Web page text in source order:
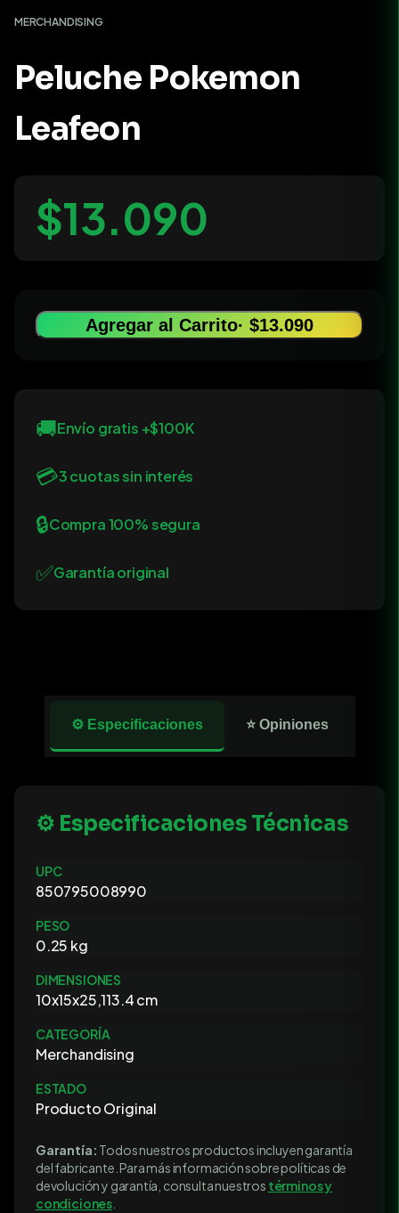
MERCHANDISING
Peluche Pokemon
Leafeon
$13.090
Agregar al Carrito· $13.090
🚚Envío gratis +$100K
💳3 cuotas sin interés
🔒Compra 100% segura
✅Garantía original
⚙️ Especificaciones ⭐ Opiniones
⚙️ Especificaciones Técnicas
UPC
850795008990
PESO
0.25 kg
DIMENSIONES
10x15x25,113.4 cm
CATEGORÍA
Merchandising
ESTADO
Producto Original
Garantía: Todos nuestros productos incluyen garantía
del fabricante. Para más información sobre políticas de
devolución y garantía, consulta nuestros términos y
condiciones